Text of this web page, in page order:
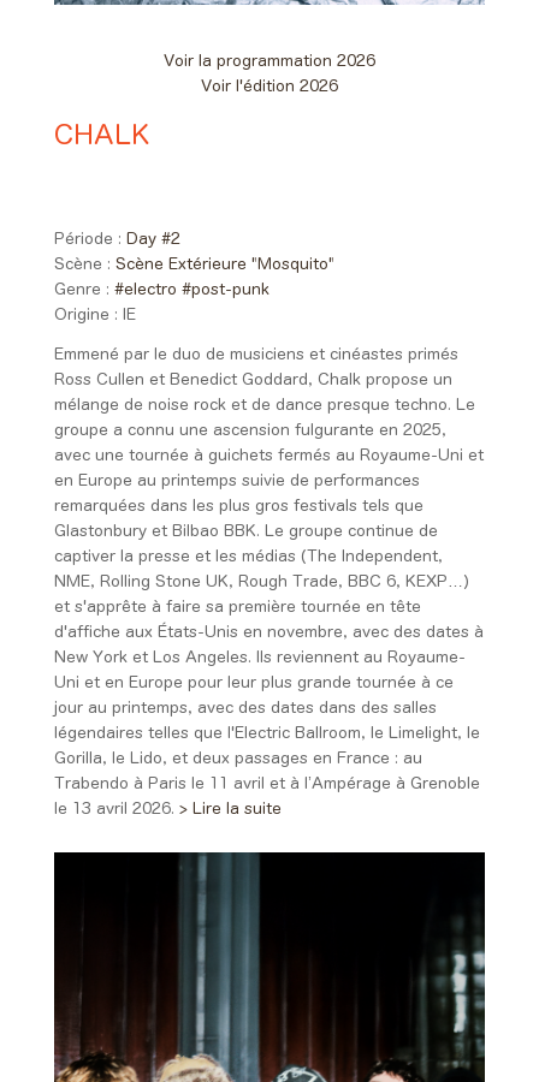
Voir la programmation 2026
Voir l'édition 2026
CHALK
Période : Day #2
Scène : Scène Extérieure "Mosquito"
Genre : #electro #post-punk
Origine :
IE
Emmené par le duo de musiciens et cinéastes primés
Ross Cullen et Benedict Goddard, Chalk propose un
mélange de noise rock et de dance presque techno. Le
groupe a connu une ascension fulgurante en 2025,
avec une tournée à guichets fermés au Royaume-Uni et
en Europe au printemps suivie de performances
remarquées dans les plus gros festivals tels que
Glastonbury et Bilbao BBK. Le groupe continue de
captiver la presse et les médias (The Independent,
NME, Rolling Stone UK, Rough Trade, BBC 6, KEXP…)
et s'apprête à faire sa première tournée en tête
d'affiche aux États-Unis en novembre, avec des dates à
New York et Los Angeles. Ils reviennent au Royaume-
Uni et en Europe pour leur plus grande tournée à ce
jour au printemps, avec des dates dans des salles
légendaires telles que l'Electric Ballroom, le Limelight, le
Gorilla, le Lido, et deux passages en France : au
Trabendo à Paris le 11 avril et à l’Ampérage à Grenoble
le 13 avril 2026. > Lire la suite